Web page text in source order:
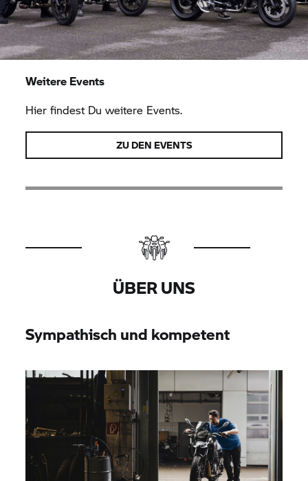
Weitere Events
Hier findest Du weitere Events.
ZU DEN EVENTS
ÜBER UNS
Sympathisch und kompetent